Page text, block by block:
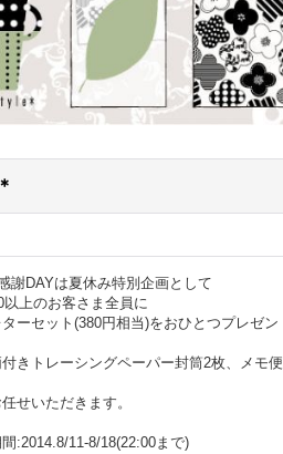
謝DAYは夏休み特別企画として
上のお客さま全員に
ーセット(380円相当)をおひとつプレゼン
きトレーシングペーパー封筒2枚、メモ便
せいただきます。
:2014.8/11-8/18(22:00まで)